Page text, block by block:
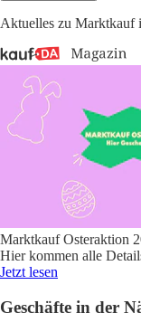
Aktuelles zu Marktkauf
Marktkauf Osteraktion
Hier kommen alle
Jetzt lesen
Geschäfte in der